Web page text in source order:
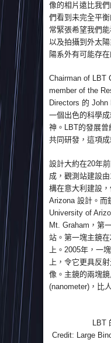
像的相片遠比我
們看到未完全平
常緊張希望我們
以及拍攝到外太
陽系外有可能存在
Chairman of LBT
member of the
Directors 的
一個出色的科學
神。LBT的發展
共同研發，這項成
設計大約在20年
成，觀測站建設
構在意大利建設
Arizona 設計。而
University of
Mt. Graham，第
站。第一塊主鏡
上。2005年，一
上，令它更具反
像。主鏡的兩塊
(nanometer)，比
LBT
Credit: Large